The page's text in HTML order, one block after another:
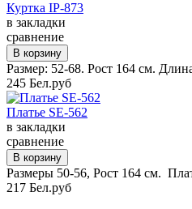
Куртка IP-873
в закладки
сравнение
Размер: 52-68. Рост 164 см.
245 Бел.руб
Платье SE-562
в закладки
сравнение
Размеры 50-56, Рост 164 см.
217 Бел.руб